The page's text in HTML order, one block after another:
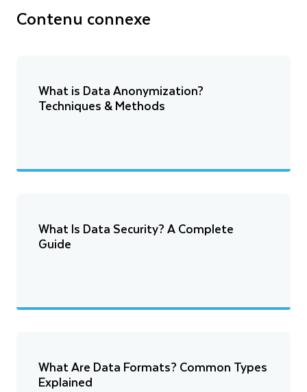
Contenu connexe
What is Data Anonymization?
Techniques & Methods
What Is Data Security? A Complete
Guide
What Are Data Formats? Common Types
Explained